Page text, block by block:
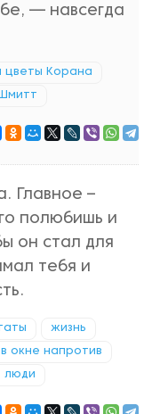
— навсегда
цветы Корана
Главное –
полюбишь и
он стал для
тебя и
жизнь
окне напротив
люди